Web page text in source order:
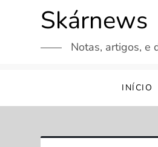
Skárnews
Notas, artigos, e
INÍCIO